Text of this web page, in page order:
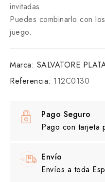
invitadas.
Puedes combinarlo con
juego.
Marca: SALVATORE
Referencia: 112C0130
Pago Seguro
Pago con tarjeta
Envío
Envíos a toda